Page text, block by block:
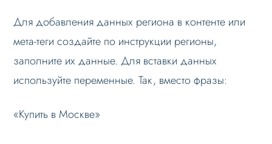
Настройка модуля
Автоопределение региона по IP
Режимы работы
Настройка данных
Для добавления данных региона в контенте или
мета-теги создайте по инструкции регионы,
заполните их данные. Для вставки данных
используйте переменные. Так, вместо фразы:
«Купить в Москве»